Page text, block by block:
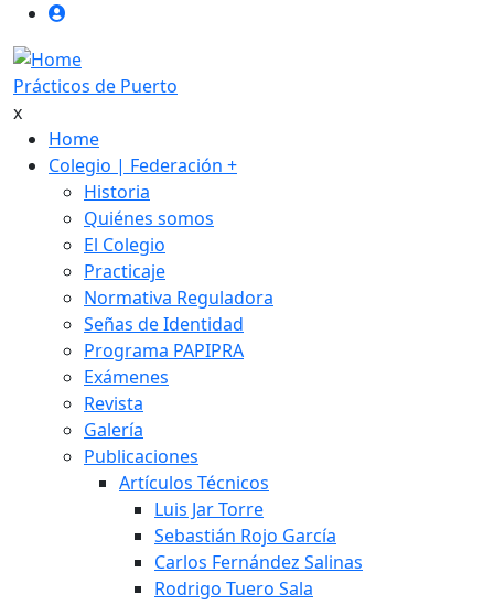
Pasar al contenido principal
User login anonimo
Prácticos de Puerto
x
Main navigation
Home
Colegio | Federación +
Historia
Quiénes somos
El Colegio
Practicaje
Normativa Reguladora
Señas de Identidad
Programa PAPIPRA
Exámenes
Revista
Galería
Publicaciones
Artículos Técnicos
Luis Jar Torre
Sebastián Rojo García
Carlos Fernández Salinas
Rodrigo Tuero Sala